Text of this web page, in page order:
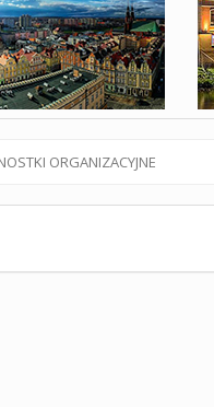
ORGANIZACYJNE